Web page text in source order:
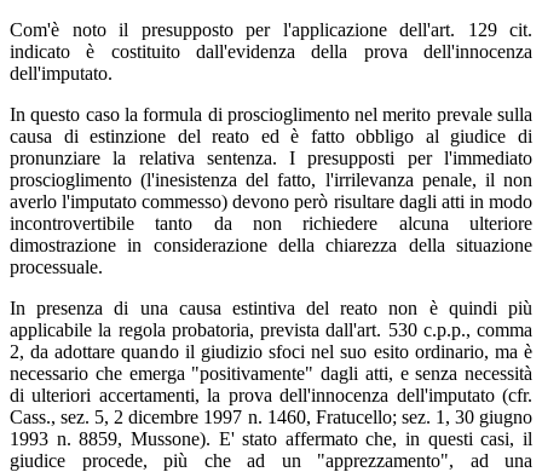
Com'è noto il presupposto per l'applicazione dell'art. 129 cit.
indicato è costituito dall'evidenza della prova dell'innocenza
dell'imputato.
In questo caso la formula di proscioglimento nel merito prevale sulla
causa di estinzione del reato ed è fatto obbligo al giudice di
pronunziare la relativa sentenza. I presupposti per l'immediato
proscioglimento (l'inesistenza del fatto, l'irrilevanza penale, il non
averlo l'imputato commesso) devono però risultare dagli atti in modo
incontrovertibile tanto da non richiedere alcuna ulteriore
dimostrazione in considerazione della chiarezza della situazione
processuale.
In presenza di una causa estintiva del reato non è quindi più
applicabile la regola probatoria, prevista dall'art. 530 c.p.p., comma
2, da adottare quando il giudizio sfoci nel suo esito ordinario, ma è
necessario che emerga "positivamente" dagli atti, e senza necessità
di ulteriori accertamenti, la prova dell'innocenza dell'imputato (cfr.
Cass., sez. 5, 2 dicembre 1997 n. 1460, Fratucello; sez. 1, 30 giugno
1993 n. 8859, Mussone). E' stato affermato che, in questi casi, il
giudice procede, più che ad un "apprezzamento", ad una